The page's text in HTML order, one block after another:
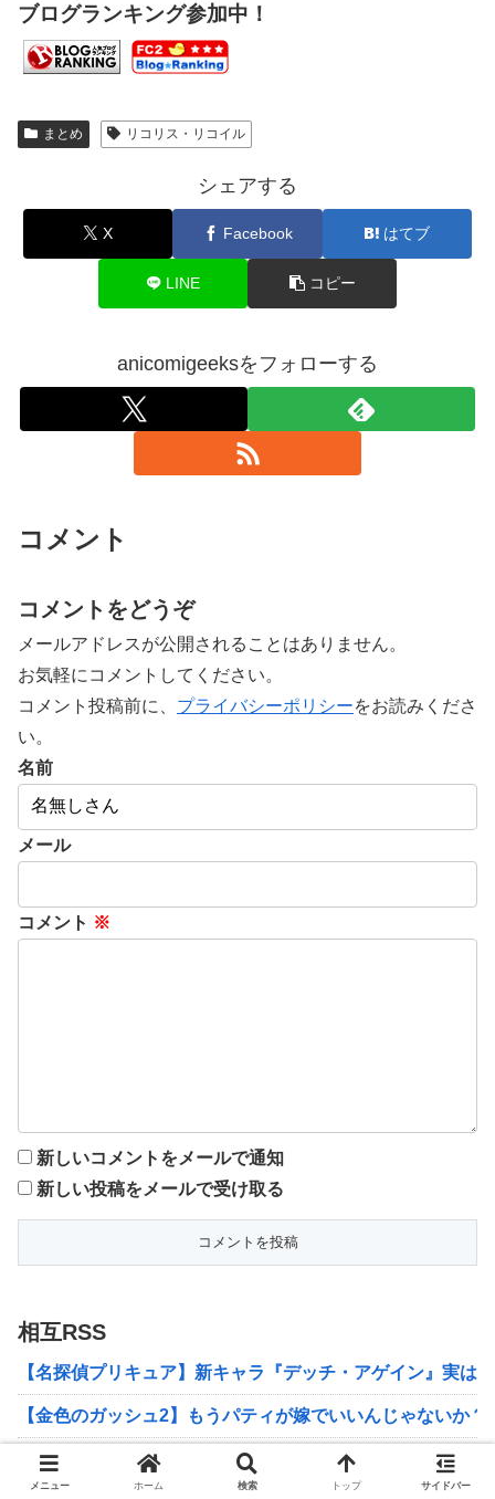
ブログランキング参加中！
まとめ リコリス・リコイル
シェアする
X Facebook はてブ
LINE コピー
anicomigeeksをフォローする
コメント
コメントをどうぞ
メールアドレスが公開されることはありません。
お気軽にコメントしてください。
コメント投稿前に、 プライバシーポリシーをお読みくださ
い。
名前
メール
コメント ※
新しいコメントをメールで通知
新しい投稿をメールで受け取る
相互RSS
【名探偵プリキュア】新キャラ『デッチ・アゲイン』実
【金色のガッシュ2】もうパティが嫁でいいんじゃないか？
【画像】8月4日発売の「ジャンプコミック最新刊」表紙ま
メニュー ホーム 検索 トップ サイドバー